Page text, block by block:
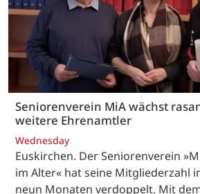
Seniorenverein MiA wächst
weitere Ehrenamtler
Wednesday
Euskirchen. Der Seniorenverein
im Alter« hat seine Mitgliederzahl
neun Monaten verdoppelt. Mit